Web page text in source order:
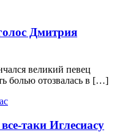
Дмитрия
великий певец
болью отозвалась в […]
таки Иглесиасу